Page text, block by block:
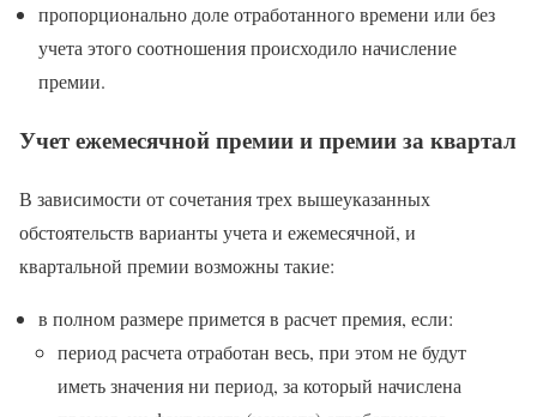
пропорционально доле отработанного времени или без
учета этого соотношения происходило начисление
премии.
Учет ежемесячной премии и премии за квартал
В зависимости от сочетания трех вышеуказанных
обстоятельств варианты учета и ежемесячной, и
квартальной премии возможны такие:
в полном размере примется в расчет премия, если:
период расчета отработан весь, при этом не будут
иметь значения ни период, за который начислена